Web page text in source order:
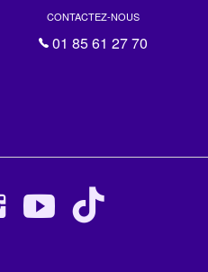
CONTACTEZ-NOUS
01 85 61 27 70